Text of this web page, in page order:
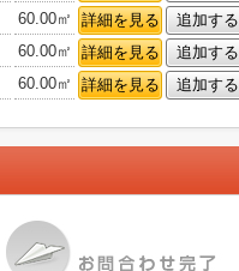
60.00㎡ 詳細を見る
追加する
60.00㎡ 詳細を見る
追加する
60.00㎡ 詳細を見る 追加する